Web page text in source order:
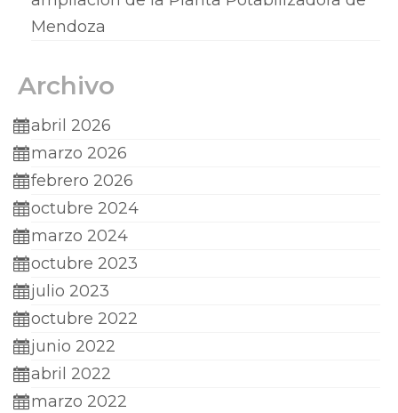
Mendoza
Archivo
abril 2026
marzo 2026
febrero 2026
octubre 2024
marzo 2024
octubre 2023
julio 2023
octubre 2022
junio 2022
abril 2022
marzo 2022